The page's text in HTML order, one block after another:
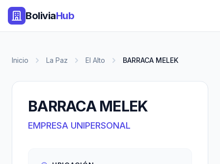
BoliviaHub
Inicio La Paz El Alto BARRACA MELEK
BARRACA MELEK
EMPRESA UNIPERSONAL